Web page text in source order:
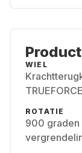
WIEL
TRUEFORCE
ROTATIE
900